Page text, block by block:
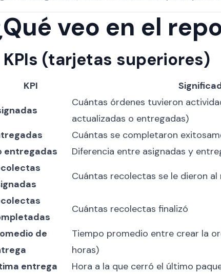
veo en el
KPIs (tarjetas superiores)
KPI
Cuántas órdenes tuvieron
actualizadas o entregadas)
Cuántas se completaron
entregadas
Diferencia entre asignadas y
Cuántas recolectas se le dieron
Cuántas recolectas finalizó
de
Tiempo promedio entre crear la
horas)
entrega
Hora a la que cerró el último